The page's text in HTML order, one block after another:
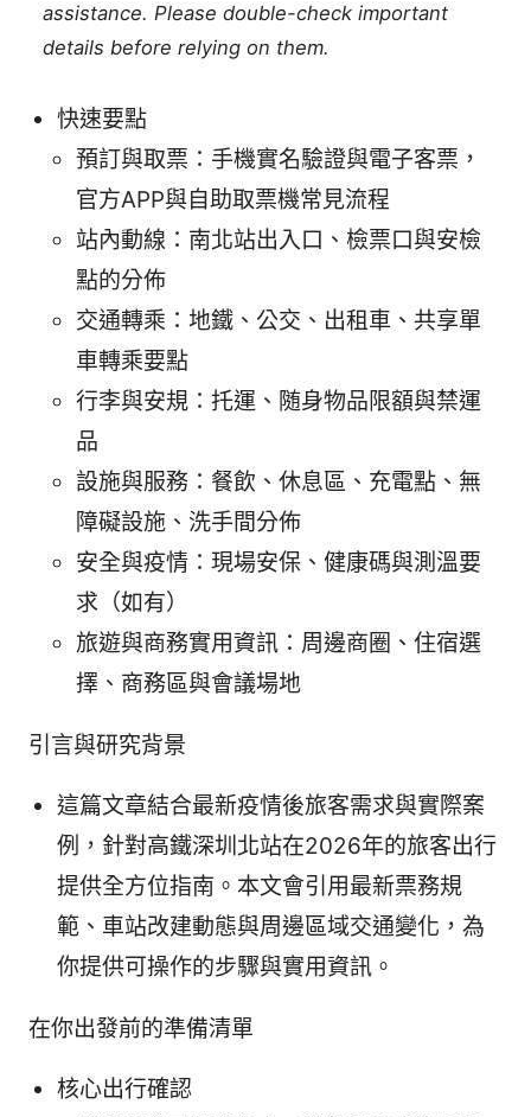
assistance. Please double-check important
details before relying on them.
快速要點
預訂與取票：手機實名驗證與電子客票，
官方APP與自助取票機常見流程
站內動線：南北站出入口、檢票口與安檢
點的分佈
交通轉乘：地鐵、公交、出租車、共享單
車轉乘要點
行李與安規：托運、随身物品限額與禁運
品
設施與服務：餐飲、休息區、充電點、無
障礙設施、洗手間分佈
安全與疫情：現場安保、健康碼與測溫要
求（如有）
旅遊與商務實用資訊：周邊商圈、住宿選
擇、商務區與會議場地
引言與研究背景
這篇文章結合最新疫情後旅客需求與實際案
例，針對高鐵深圳北站在2026年的旅客出行
提供全方位指南。本文會引用最新票務規
範、車站改建動態與周邊區域交通變化，為
你提供可操作的步驟與實用資訊。
在你出發前的準備清單
核心出行確認